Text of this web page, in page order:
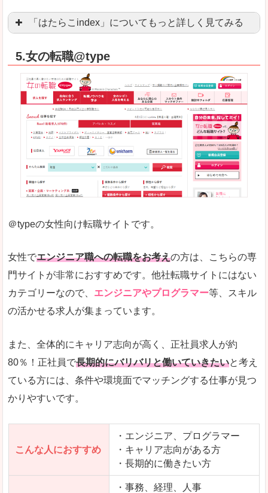
「はたらこindex」についてもっと詳しく見てみる
良いところ
求人が毎時更新されます！（他社求人サイトは週
希望職種の平均時給が瞬時にわかります。アルバ
求人数が多すぎて、逆に絞り込みに悩んだり、迷
雇用形態にもよりますが、給与額に幅があります。
詳しい説明
希望する職種の平均時給がすぐにわかるので、給
また、他社転職サイトにはない日払いや週払いと
新着案件が続々とアップされるので、転職を急い
人気度
また、上戸彩さんのCMでおなじみなこともあり
使いやすさ
全体的にオレンジ色のトーンで、見ていても疲れ
「はたらこindex」で「吾妻郡東吾妻町」の
求人を含んだページを見てみる
5.女の転職@type
＠typeの女性向け転職サイトです。
女性でエンジニア職への転職をお考えの方は、こちらの専
門サイトが非常におすすめです。他社転職サイトにはない
カテゴリーなので、 エンジニアやプログラマー等、スキル
の活かせる求人が集まっています。
また、全体的にキャリア志向が高く、正社員求人が約
80％！正社員で長期的にバリバリと働いていきたいと考え
ている方には、条件や環境面でマッチングする仕事が見つ
かりやすいです。
こんな人におすすめ
・エンジニア、プログラマー
・キャリア志向がある方
・長期的に働きたい方
・事務、経理、人事